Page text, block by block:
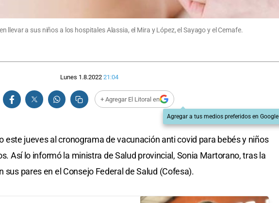
llevar a sus niños a los hospitales Alassia, el Mira y López, el Sayago y el Cemafe.
Lunes 1.8.2022 21:04
+ Agregar El Litoral en
Agregar a tus medios preferidos en Google
este jueves al cronograma de vacunación anti covid para bebés y niños
Así lo informó la ministra de Salud provincial, Sonia Martorano, tras la
sus pares en el Consejo Federal de Salud (Cofesa).